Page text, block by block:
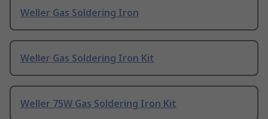
Weller Gas Soldering Iron
Weller Gas Soldering Iron Kit
Weller 75W Gas Soldering Iron Kit